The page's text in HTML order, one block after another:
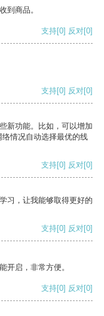
到商品。
支持[0] 反对[0]
支持[0] 反对[0]
新功能。比如，可以增加
情况自动选择最优的线
支持[0] 反对[0]
习，让我能够取得更好的
支持[0] 反对[0]
开启，非常方便。
支持[0] 反对[0]